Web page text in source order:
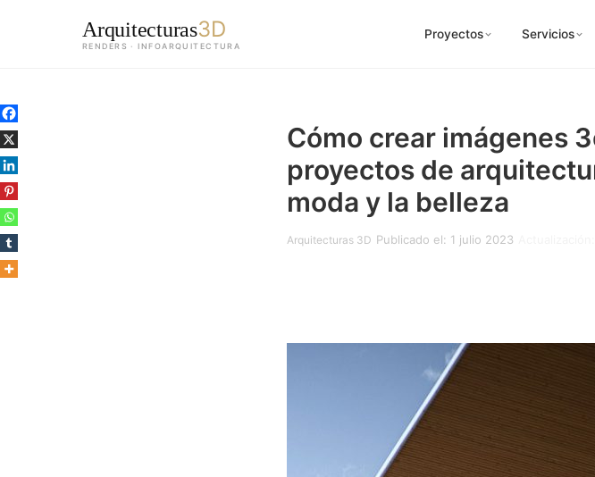
Arquitecturas3D
RENDERS · INFOARQUITECTURA
Proyectos Servicios
al
contenido
principal
Cómo crear imágenes
proyectos de
moda y la belleza
Arquitecturas 3D Publicado el: 1 julio 2023